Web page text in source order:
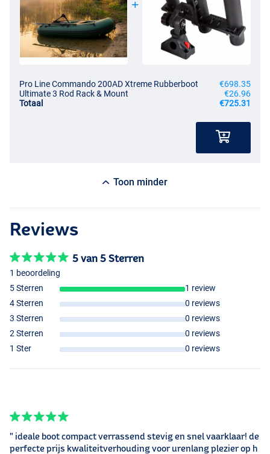
Pro Line Commando 200AD Xtreme Rubberboot
€698.35
Ultimate 3 Rod Rack & Mount
€26.96
Totaal
€725.31
Toon minder
Reviews
5 van 5 Sterren
1 beoordeling
5 Sterren
1 review
4 Sterren
0 reviews
3 Sterren
0 reviews
2 Sterren
0 reviews
1 Ster
0 reviews
" ideale boot compact verrassend stevig en snel vaarklaar! de
perfecte prijs kwaliteitverhouding voor urenlang plezier op h